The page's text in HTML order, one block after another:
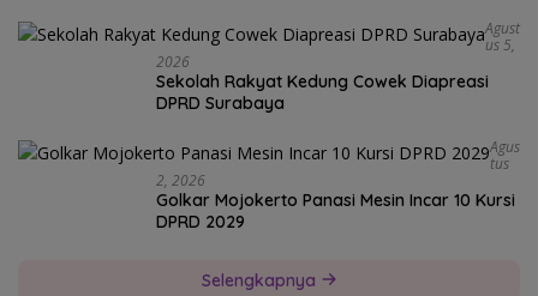
Agust
Us 5,
2026
Sekolah Rakyat Kedung Cowek Diapreasi
DPRD Surabaya
Agus
Tus
2, 2026
Golkar Mojokerto Panasi Mesin Incar 10 Kursi
DPRD 2029
Selengkapnya